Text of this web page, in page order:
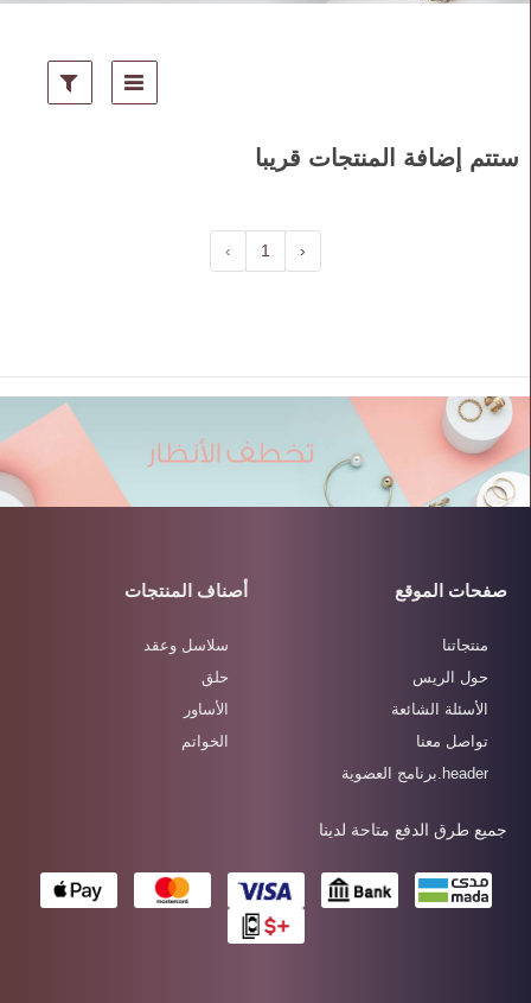
إضافة المنتجات قريبا
صفحات الموقع
منتجاتنا
حول الريس
الأسئلة الشائعة
تواصل معنا
header.برنامج العضوية
أصناف المنتجات
سلاسل وعقد
حلق
الأساور
الخواتم
جميع طرق الدفع متاحة لدينا